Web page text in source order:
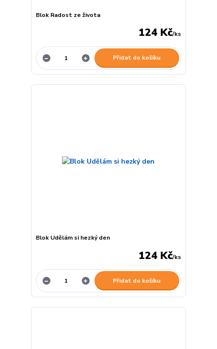
Blok Radost ze života
124 Kč/ks
Přidat do košíku
Blok Udělám si hezký den
124 Kč/ks
Přidat do košíku